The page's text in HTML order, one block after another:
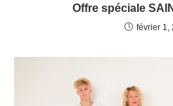
Offre spéciale
février 1,